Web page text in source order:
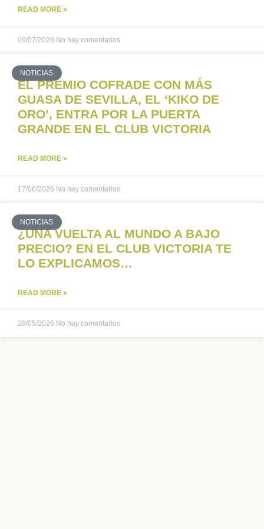
READ MORE »
09/07/2026 No hay comentarios
NOTICIAS
EL PREMIO COFRADE CON MÁS
GUASA DE SEVILLA, EL ‘KIKO DE
ORO’, ENTRA POR LA PUERTA
GRANDE EN EL CLUB VICTORIA
READ MORE »
17/06/2026 No hay comentarios
NOTICIAS
¿UNA VUELTA AL MUNDO A BAJO
PRECIO? EN EL CLUB VICTORIA TE
LO EXPLICAMOS…
READ MORE »
29/05/2026 No hay comentarios